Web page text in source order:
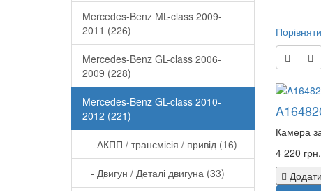
Mercedes-Benz ML-class 2009-
2011 (226)
Mercedes-Benz GL-class 2006-
2009 (228)
Mercedes-Benz GL-class 2010-
2012 (221)
- АКПП / трансмісія / привід (16)
- Двигун / Деталі двигуна (33)
Камера
4 220 грн.